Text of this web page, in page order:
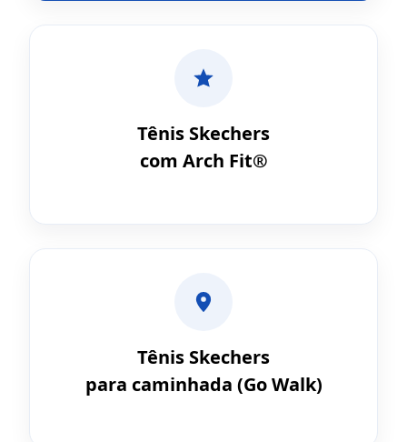
Tênis Skechers
com Arch Fit®
Tênis Skechers
para caminhada (Go Walk)